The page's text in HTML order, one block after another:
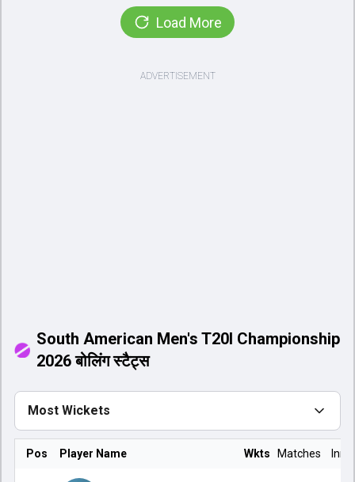
Load More
South American Men's T20I Championship
2026 बोलिंग स्टैट्स
Most Wickets
Pos Player Name Wkts Matches Inns